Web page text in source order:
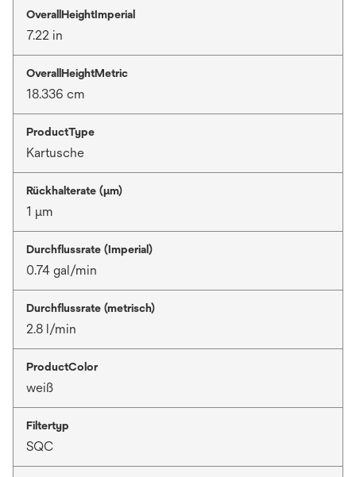
OverallHeightImperial
7.22 in
OverallHeightMetric
18.336 cm
ProductType
Kartusche
Rückhalterate (µm)
1 μm
Durchflussrate (Imperial)
0.74 gal/min
Durchflussrate (metrisch)
2.8 l/min
ProductColor
weiß
Filtertyp
SQC